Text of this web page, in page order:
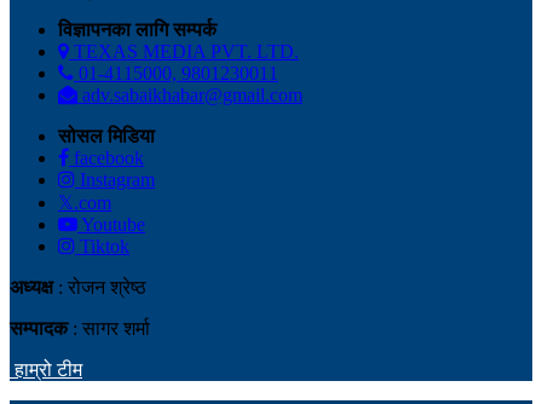
विज्ञापनका लागि सम्पर्क
TEXAS MEDIA PVT. LTD.
01-4115000, 9801230011
adv.sabaikhabar@gmail.com
सोसल मिडिया
facebook
Instagram
𝕏.com
Youtube
Tiktok
अध्यक्ष: रोजन श्रेष्ठ
सम्पादक: सागर शर्मा
हाम्रो टीम